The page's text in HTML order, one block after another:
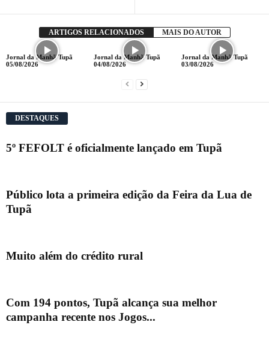
ARTIGOS RELACIONADOS MAIS DO AUTOR
Jornal da Manhã Tupã
05/08/2026
Jornal da Manhã Tupã
04/08/2026
Jornal da Manhã Tupã
03/08/2026
DESTAQUES
5º FEFOLT é oficialmente lançado em Tupã
Público lota a primeira edição da Feira da Lua de
Tupã
Muito além do crédito rural
Com 194 pontos, Tupã alcança sua melhor
campanha recente nos Jogos...